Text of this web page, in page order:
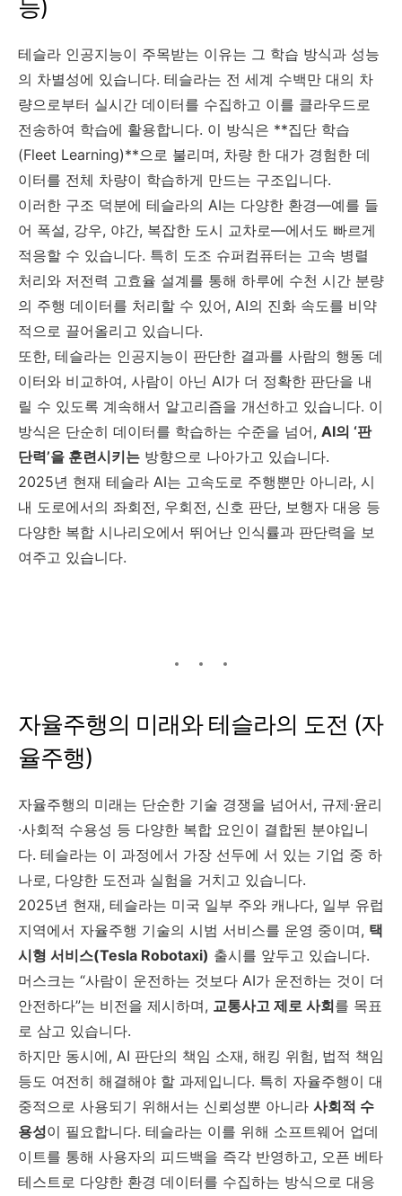
능)
테슬라 인공지능이 주목받는 이유는 그 학습 방식과 성능
의 차별성에 있습니다. 테슬라는 전 세계 수백만 대의 차
량으로부터 실시간 데이터를 수집하고 이를 클라우드로
전송하여 학습에 활용합니다. 이 방식은 **집단 학습
(Fleet Learning)**으로 불리며, 차량 한 대가 경험한 데
이터를 전체 차량이 학습하게 만드는 구조입니다.
이러한 구조 덕분에 테슬라의 AI는 다양한 환경—예를 들
어 폭설, 강우, 야간, 복잡한 도시 교차로—에서도 빠르게
적응할 수 있습니다. 특히 도조 슈퍼컴퓨터는 고속 병렬
처리와 저전력 고효율 설계를 통해 하루에 수천 시간 분량
의 주행 데이터를 처리할 수 있어, AI의 진화 속도를 비약
적으로 끌어올리고 있습니다.
또한, 테슬라는 인공지능이 판단한 결과를 사람의 행동 데
이터와 비교하여, 사람이 아닌 AI가 더 정확한 판단을 내
릴 수 있도록 계속해서 알고리즘을 개선하고 있습니다. 이
방식은 단순히 데이터를 학습하는 수준을 넘어, AI의 ‘판
단력’을 훈련시키는 방향으로 나아가고 있습니다.
2025년 현재 테슬라 AI는 고속도로 주행뿐만 아니라, 시
내 도로에서의 좌회전, 우회전, 신호 판단, 보행자 대응 등
다양한 복합 시나리오에서 뛰어난 인식률과 판단력을 보
여주고 있습니다.
자율주행의 미래와 테슬라의 도전 (자
율주행)
자율주행의 미래는 단순한 기술 경쟁을 넘어서, 규제·윤리
·사회적 수용성 등 다양한 복합 요인이 결합된 분야입니
다. 테슬라는 이 과정에서 가장 선두에 서 있는 기업 중 하
나로, 다양한 도전과 실험을 거치고 있습니다.
2025년 현재, 테슬라는 미국 일부 주와 캐나다, 일부 유럽
지역에서 자율주행 기술의 시범 서비스를 운영 중이며, 택
시형 서비스(Tesla Robotaxi) 출시를 앞두고 있습니다.
머스크는 “사람이 운전하는 것보다 AI가 운전하는 것이 더
안전하다”는 비전을 제시하며, 교통사고 제로 사회를 목표
로 삼고 있습니다.
하지만 동시에, AI 판단의 책임 소재, 해킹 위험, 법적 책임
등도 여전히 해결해야 할 과제입니다. 특히 자율주행이 대
중적으로 사용되기 위해서는 신뢰성뿐 아니라 사회적 수
용성이 필요합니다. 테슬라는 이를 위해 소프트웨어 업데
이트를 통해 사용자의 피드백을 즉각 반영하고, 오픈 베타
테스트로 다양한 환경 데이터를 수집하는 방식으로 대응